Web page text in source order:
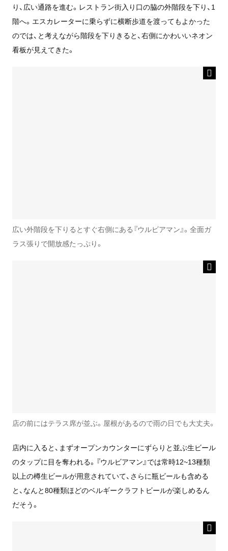
り、広い通路を進む。レストラン街入り口の脇の外階段を下り、1
階へ。エスカレーターに乗らずに横断歩道を渡ってもよかった
のでは、と考えながら階段を下りきると、右側にかわいいネオン
看板が見えてきた。
広い外階段を下りるとすぐ右側にある『ウルビアマン』。全面ガ
ラス張りで開放感たっぷり。
店の前にはテラス席が並ぶ。屋根があるので雨の日でも大丈夫。
店内に入ると、まずオープンカウンターにずらりと並ぶ生ビール
のタップに目を奪われる。『ウルビアマン』では常時12~13種類
以上の樽生ビールが用意されていて、さらに瓶ビールも含める
と、なんと80種類ほどのベルギークラフトビールが楽しめるん
だそう。